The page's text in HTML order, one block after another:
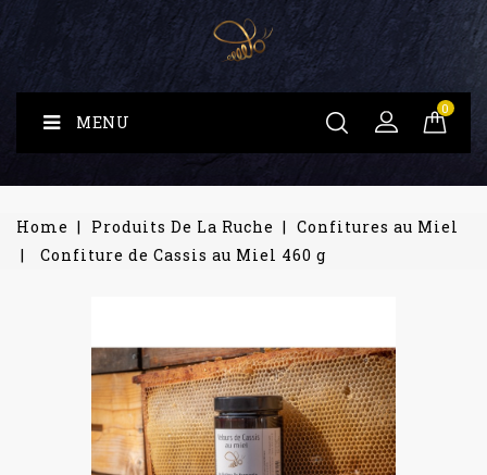
0
MENU
Home Produits De La Ruche
Confitures au Miel
Confiture de Cassis au Miel 460 g